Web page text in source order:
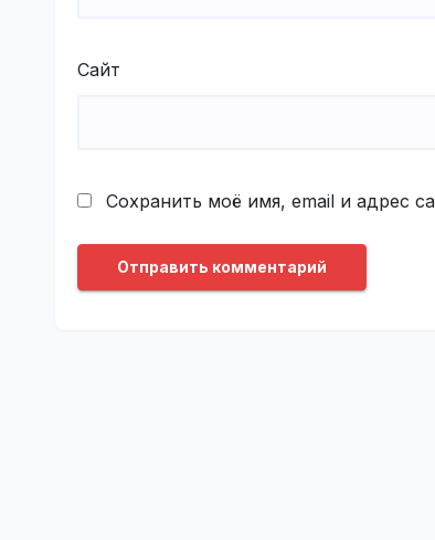
Сайт
Сохранить моё имя, email и адрес